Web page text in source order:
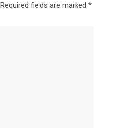
Required fields are marked *